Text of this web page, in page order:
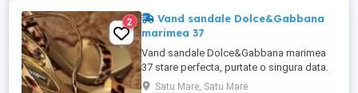
2
Vand sandale Dolce&Gabbana
marimea 37
Vand sandale Dolce&Gabbana marimea
37 stare perfecta, purtate o singura data.
Made in Italy. Inaltime toc : 16 cm
Satu Mare, Satu Mare